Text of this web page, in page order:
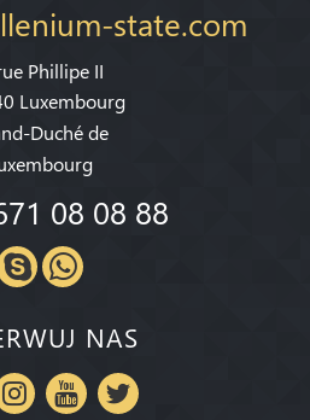
state.com
Phillipe II
Luxembourg
Duché de
08 08 88
NAS